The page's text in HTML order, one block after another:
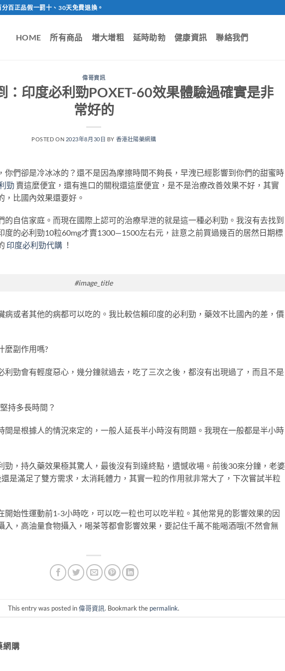
百正品假一罰十、30天免費退換。
HOME 所有商品 增大增粗 延時助勃 健康資訊 聯絡我們
偉哥資訊
：印度必利勁POXET-60效果體驗過確實是非
常好的
POSTED ON 2023年8月30日 BY 香港壯陽藥網購
你們卻是冷冰冰的？還不是因為摩擦時間不夠長，早洩已經影響到你們的甜蜜時
勁 賣這麼便宜，還有進口的關稅還這麼便宜，是不是治療改善效果不好，其實
，比國內效果還要好。
的自信家庭。而現在國際上認可的治療早泄的就是這一種必利勁。我沒有去找到
度的必利勁10粒60mg才賣1300—1500左右元，註意之前買過幾百的居然日期標
印度必利勁代購 ！
#image_title
病或者其他的病都可以吃的。我比較信賴印度的必利勁，藥效不比國內的差，價
麼副作用嗎?
利勁會有輕度惡心，幾分鐘就過去，吃了三次之後，都沒有出現過了，而且不是
持多長時間？
間是根據人的情況來定的，一般人延長半小時沒有問題。我現在一般都是半小時
勁，持久藥效果極其驚人，最後沒有到達終點，遺憾收場。前後30來分鐘，老婆
是滿足了雙方需求，太消耗體力，其實一粒的作用就非常大了，下次嘗試半粒
開始性運動前1-3小時吃，可以吃一粒也可以吃半粒。其他常見的影響效果的因
入，高油量食物攝入，喝茶等都會影響效果，要記住千萬不能喝酒哦(不然會無
This entry was posted in偉哥資訊. Bookmark the permalink.
網購